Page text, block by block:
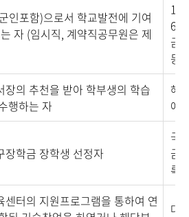
인포함)으로서 학교발전에 기여
자 (임시직, 계약직공무원은 제
1
금
등
장의 추천을 받아 학부생의 학습
행하는 자
해
에
장학금 장학생 선정자
국
금
록
센터의 지원프로그램을 통하여 연
대